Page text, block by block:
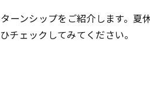
ーンシップをご紹介します。夏
チェックしてみてください。